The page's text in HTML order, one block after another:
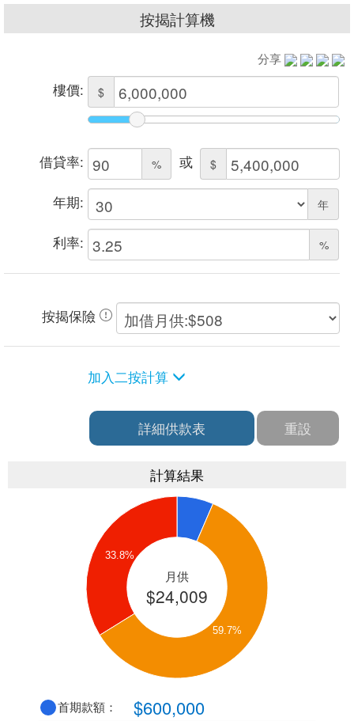
按揭計算機
分享
樓價: $
借貸率: % 或 $
年期: 年
利率: %
按揭保險
加入二按計算
詳細供款表 重設
計算結果
月供
$24,009
33.8%
59.7%
首期款額： $600,000